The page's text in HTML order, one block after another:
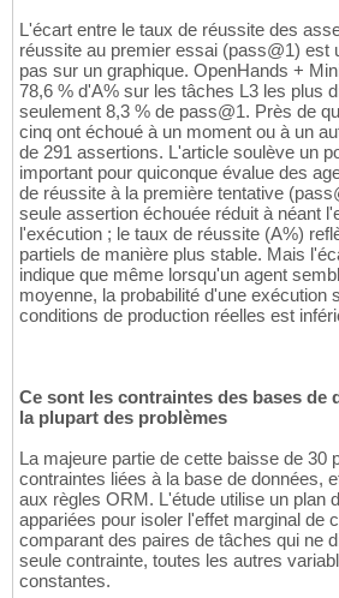
L'écart entre le taux de réussite des
réussite au premier essai (pass@1) est
pas sur un graphique. OpenHands +
78,6 % d'A% sur les tâches L3 les plus
seulement 8,3 % de pass@1. Près de
cinq ont échoué à un moment ou à un
de 291 assertions. L'article soulève un
important pour quiconque évalue des
de réussite à la première tentative
seule assertion échouée réduit à néant
l'exécution ; le taux de réussite (A%)
partiels de manière plus stable. Mais
indique que même lorsqu'un agent
moyenne, la probabilité d'une exécution
conditions de production réelles est
Ce sont les contraintes des bases de
la plupart des problèmes
La majeure partie de cette baisse de 30
contraintes liées à la base de données,
aux règles ORM. L'étude utilise un plan
appariées pour isoler l'effet marginal de
comparant des paires de tâches qui ne
seule contrainte, toutes les autres
constantes.